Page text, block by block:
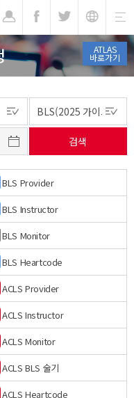
ATLAS
바로가기
BLS Provider
BLS Instructor
BLS Monitor
BLS Heartcode
ACLS Provider
ACLS Instructor
ACLS Monitor
ACLS BLS 술기
ACLS Heartcode